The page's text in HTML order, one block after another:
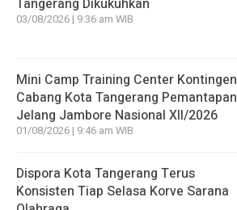
Tangerang Dikukuhkan
03/08/2026 | 9:36 am WIB
Mini Camp Training Center Kontingen
Cabang Kota Tangerang Pemantapan
Jelang Jambore Nasional XII/2026
01/08/2026 | 9:46 am WIB
Dispora Kota Tangerang Terus
Konsisten Tiap Selasa Korve Sarana